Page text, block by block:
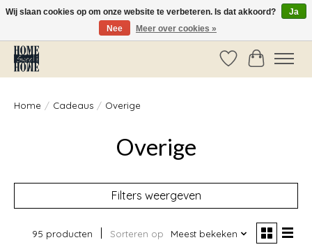
Vóór 14:00 besteld, dezelfde dag verzonden!
Verlanglijst
Home / Cadeaus / Overige
Overige
Filters weergeven
95 producten Sorteren op Meest bekeken
Wij slaan cookies op om onze website te verbeteren. Is dat akkoord?
Ja
Nee
Meer over cookies »